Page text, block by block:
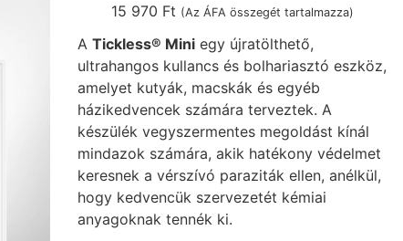
15 970 Ft (Az ÁFA összegét tartalmazza)
A Tickless® Mini egy újratölthető,
ultrahangos kullancs és bolhariasztó eszköz,
amelyet kutyák, macskák és egyéb
házikedvencek számára terveztek. A
készülék vegyszermentes megoldást kínál
mindazok számára, akik hatékony védelmet
keresnek a vérszívó paraziták ellen, anélkül,
hogy kedvencük szervezetét kémiai
anyagoknak tennék ki.